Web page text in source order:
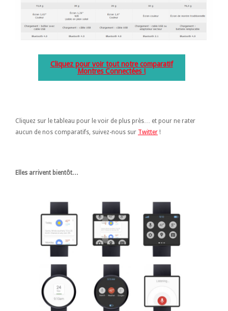
Cliquez pour voir tout notre comparatif
Montres Connectées !
Cliquez sur le tableau pour le voir de plus près… et pour ne rater
aucun de nos comparatifs, suivez-nous sur Twitter !
Elles arrivent bientôt…